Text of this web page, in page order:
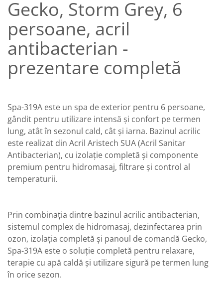
Gecko, Storm Grey, 6
persoane, acril
antibacterian -
prezentare completă
Spa-319A este un spa de exterior pentru 6 persoane,
gândit pentru utilizare intensă și confort pe termen
lung, atât în sezonul cald, cât și iarna. Bazinul acrilic
este realizat din Acril Aristech SUA (Acril Sanitar
Antibacterian), cu izolație completă și componente
premium pentru hidromasaj, filtrare și control al
temperaturii.
Prin combinația dintre bazinul acrilic antibacterian,
sistemul complex de hidromasaj, dezinfectarea prin
ozon, izolația completă și panoul de comandă Gecko,
Spa-319A este o soluție completă pentru relaxare,
terapie cu apă caldă și utilizare sigură pe termen lung
în orice sezon.